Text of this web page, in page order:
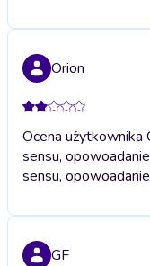
Orion
Ocena użytkownika
sensu,
sensu,
GF